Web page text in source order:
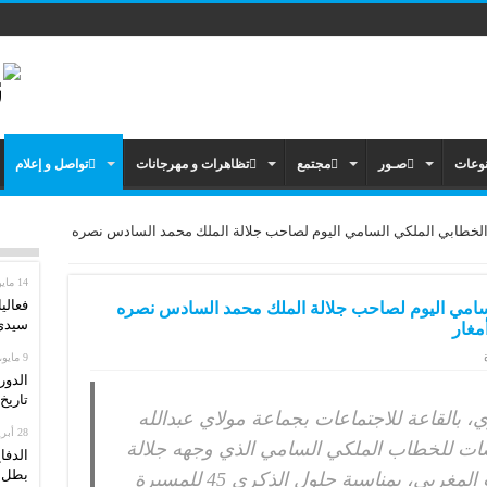
تواصل و إعلام تظاهرات و مهرجانات مجتمع صـور
الملكي السامي اليوم لصاحب جلالة الملك محمد السادس نصره
اليوم لصاحب جلالة الملك محمد السادس نصره
07 نونبر الجاري، بالقاعة للاجتماعات بجماعة مولاي عبدالله
للخطاب الملكي السامي الذي وجهه جلالة
الملك محمد السادس إلى الشعب المغربي، بمناسبة حلول الذكرى 45 للمسيرة
14 مايو، 2026
9 مايو، 2026
تاريخ: من 13
28 أبريل، 2026
بطل